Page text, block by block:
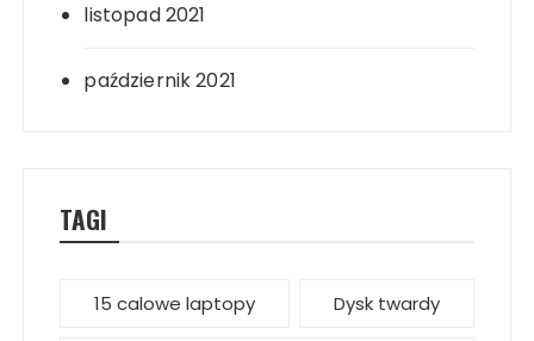
listopad 2021
październik 2021
TAGI
15 calowe laptopy Dysk twardy